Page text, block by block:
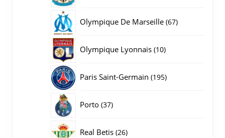
Olympique De Marseille 6767
Olympique Lyonnais 1010
Paris Saint-Germain 195195
Porto 3737
Real Betis 2626